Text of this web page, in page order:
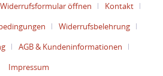
Widerrufsformular öffnen
Kontakt
Widerrufsbelehrung
AGB & Kundeninformationen
Impressum